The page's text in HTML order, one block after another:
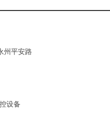
州平安路
设备